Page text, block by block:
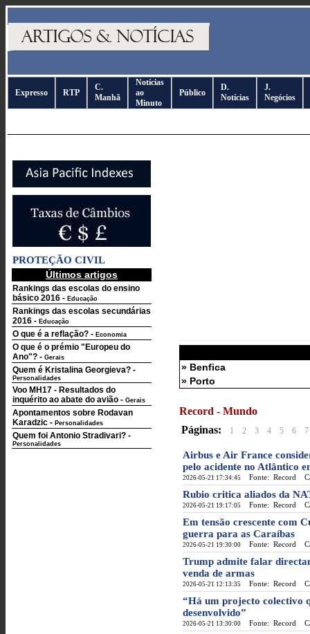
Expresso RTP
C.
Manhã
Notícias
ao
Minuto
Público
D.
Notícias
J.
Negócios
PROTEÇÃO CIVIL
Últimos artigos
Rankings das escolas do ensino
básico 2016 - Educação
Rankings das escolas secundárias
2016 - Educação
O que é a reflação? - Economia
O que é o prémio "Europeu do
Ano"? - Gerais
Quem é Kristalina Georgieva? -
Personalidades
Voo MH17 - Resultados do
inquérito ao abate do avião - Gerais
Apontamentos sobre Rodavan
Karadzic - Personalidades
Quem foi Antonio Stradivari? -
Personalidades
» Benfica
» Porto
Record - Mundo
Páginas:
1 2 3 4 5 6 7
Airbus e Air France
pelo acidente no Atlântico
2026-05-21 17:34:45 Fonte: Record
Rubio critica aliados da
2026-05-21 19:17:05 Fonte: Record
Em tensão crescente com
guerra para as Caraíbas
2026-05-21 19:30:00 Fonte: Record
Trump admite falar
venda de armas
2026-05-21 12:13:35 Fonte: Record
“Há um projecto colectivo
desenvolvido”
2026-05-21 13:30:00 Fonte: Record